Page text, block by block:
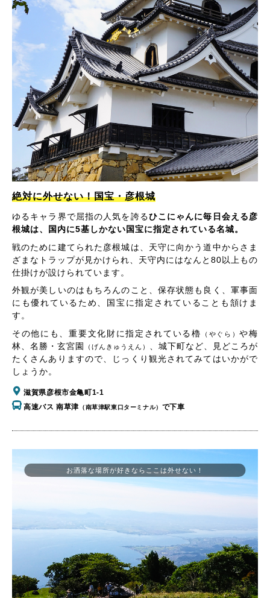
絶対に外せない！国宝・彦根城
ゆるキャラ界で屈指の人気を誇るひこにゃんに毎日会える彦
根城は、国内に5基しかない国宝に指定されている名城。
戦のために建てられた彦根城は、天守に向かう道中からさま
ざまなトラップが見かけられ、天守内にはなんと80以上もの
仕掛けが設けられています。
外観が美しいのはもちろんのこと、保存状態も良く、軍事面
にも優れているため、国宝に指定されていることも頷けま
す。
その他にも、重要文化財に指定されている櫓
（やぐら）や梅
林、名勝・玄宮園
（げんきゅうえん）
、城下町など、見どころが
たくさんありますので、じっくり観光されてみてはいかがで
しょうか。
滋賀県彦根市金亀町1-1
高速バス 南草津 （南草津駅東口ターミナル） で下車
お洒落な場所が好きならここは外せない！